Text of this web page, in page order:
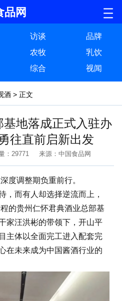
品网
访谈
品牌
农牧
乳饮
综合 视闻
酒 > 正文
地落成正式入驻办
往直前启新出发
：29771 来源：中国食品网
调整期负重前行。
而有人却选择逆流而上，
的贵州仁怀君典酒业总部基
家汪洪彬的带领下，开山平
主体以全面完工进入配套完
在未来成为中国酱酒行业的